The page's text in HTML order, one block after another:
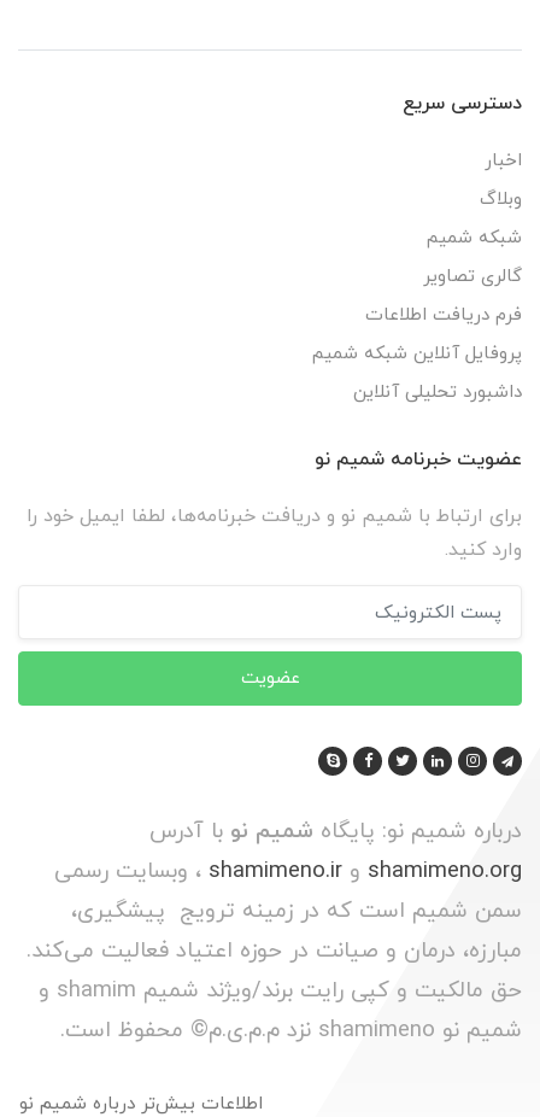
دسترسی سریع
اخبار
وبلاگ
شبکه شمیم
گالری تصاویر
فرم دریافت اطلاعات
پروفایل آنلاین شبکه شمیم
داشبورد تحلیلی آنلاین
عضویت خبرنامه شمیم نو
برای ارتباط با شمیم نو و دریافت خبرنامه‌ها، لطفا ایمیل خود را
وارد کنید.
عضویت
درباره شمیم نو: پایگاه شمیم نو با آدرس
shamimeno.org و shamimeno.ir ، وبسایت رسمی
سمن شمیم است که در زمینه ترویج پیشگیری،
مبارزه، درمان و صیانت در حوزه اعتیاد فعالیت می‌کند.
حق مالکیت و کپی رایت برند/ویژند شمیم shamim و
شمیم نو shamimeno نزد م.م.ی.م© محفوظ است.
اطلاعات بیش‌تر درباره شمیم نو